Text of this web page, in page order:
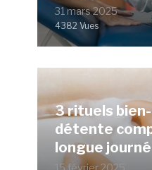
31 mars 2025
4382 Vues
3 rituels
détente
longue
15 février 2025